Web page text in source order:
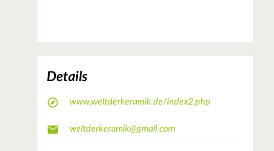
Details
www.weltderkeramik.de/index2.php
weltderkeramik@gmail.com